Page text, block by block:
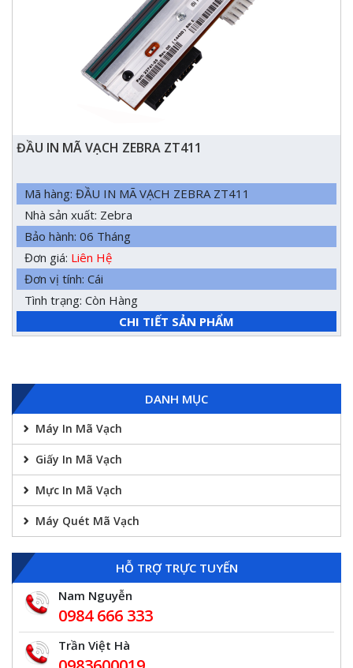
ĐẦU IN MÃ VẠCH ZEBRA ZT411
Mã hàng: ĐẦU IN MÃ VẠCH ZEBRA ZT411
Nhà sản xuất: Zebra
Bảo hành: 06 Tháng
Đơn giá: Liên Hệ
Đơn vị tính: Cái
Tình trạng: Còn Hàng
CHI TIẾT SẢN PHẨM
DANH MỤC
Máy In Mã Vạch
Giấy In Mã Vạch
Mực In Mã Vạch
Máy Quét Mã Vạch
HỖ TRỢ TRỰC TUYẾN
Nam Nguyễn
0984 666 333
Trần Việt Hà